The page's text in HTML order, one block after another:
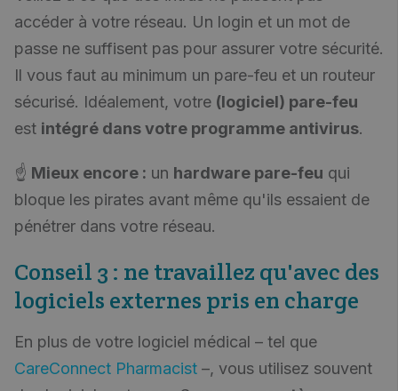
accéder à votre réseau. Un login et un mot de
passe ne suffisent pas pour assurer votre sécurité.
Il vous faut au minimum un pare-feu et un routeur
sécurisé. Idéalement, votre (logiciel) pare-feu
est intégré dans votre programme antivirus.
☝️ Mieux encore : un hardware pare-feu qui
bloque les pirates avant même qu'ils essaient de
pénétrer dans votre réseau.
Conseil 3 : ne travaillez qu'avec des
logiciels externes pris en charge
En plus de votre logiciel médical – tel que
CareConnect Pharmacist –, vous utilisez souvent